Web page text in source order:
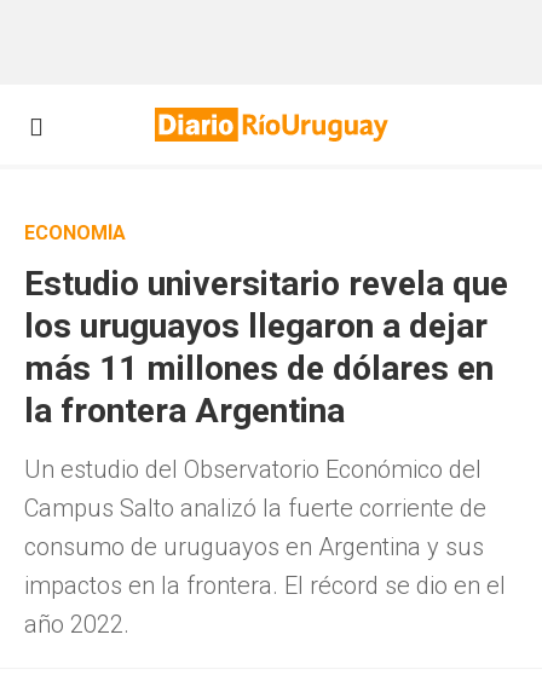
ECONOMÍA
Estudio universitario revela que
los uruguayos llegaron a dejar
más 11 millones de dólares en
la frontera Argentina
Un estudio del Observatorio Económico del
Campus Salto analizó la fuerte corriente de
consumo de uruguayos en Argentina y sus
impactos en la frontera. El récord se dio en el
año 2022.